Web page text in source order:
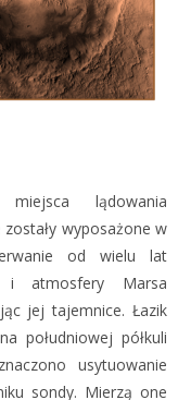
lądowania
wyposażone w
od wielu lat
i atmosfery Marsa
jej tajemnice. Łazik
południowej półkuli
usytuowanie
sondy. Mierzą one